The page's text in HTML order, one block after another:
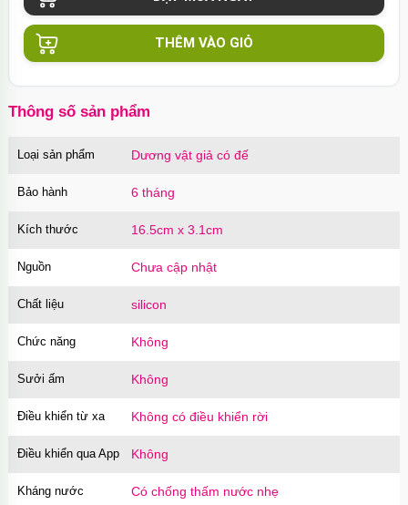
Bao cao su Sure DongKuk Ultra Thin siêu
mỏng chân thật Hàn Quốc
Bao cao su Sure Dongkuk Dotted 10 chiếc gai
MãBSD10 60.000₫
trong suốt
OPC16PR
Case trong suốt
THÊM VÀO GIỎ
Thông số sản phẩm
Loại sản phẩm Dương vật giả có đế
Bảo hành 6 tháng
Kích thước 16.5cm x 3.1cm
Nguồn Chưa cập nhật
Chất liệu silicon
Chức năng Không
Sưởi ấm Không
Điều khiển từ xa Không có điều khiển rời
Điều khiển qua App Không
Kháng nước Có chống thấm nước nhẹ